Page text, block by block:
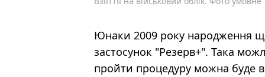
Юнаки 2009 року народження
застосунок "Резерв+". Така
пройти процедуру можна буде